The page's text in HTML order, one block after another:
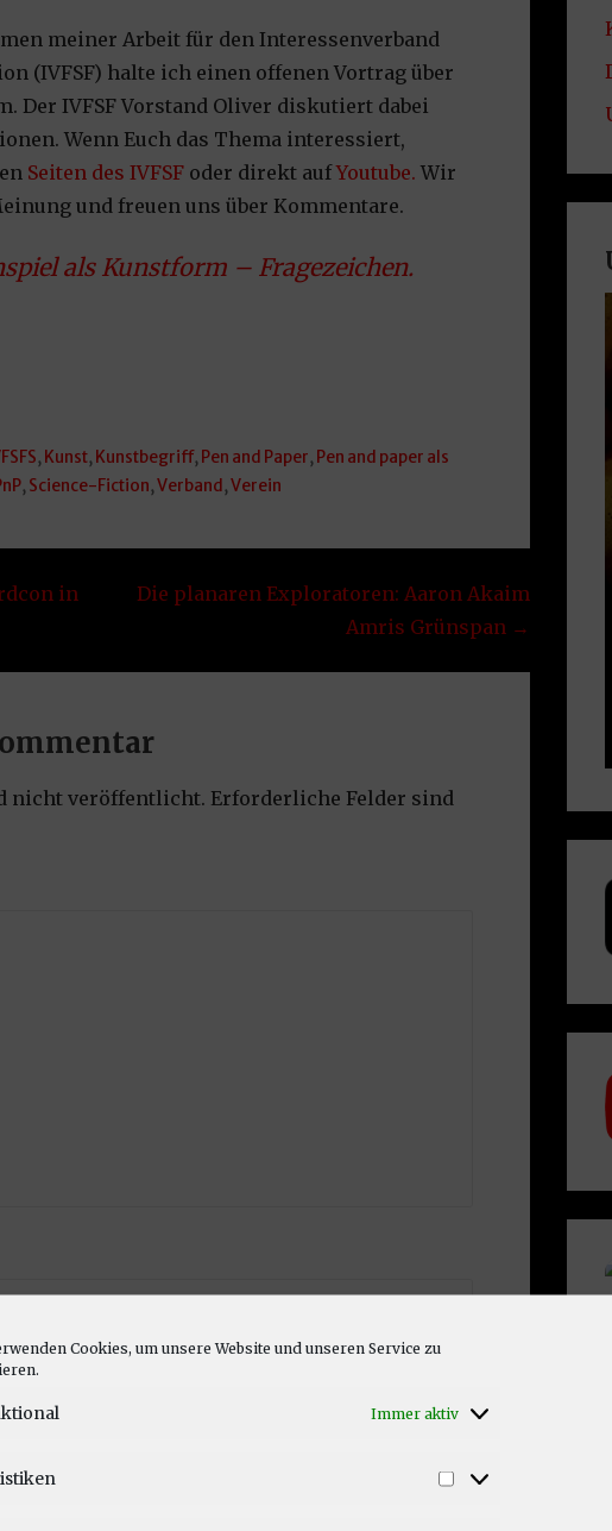
Cookies, um unsere Website und unseren Service zu
Immer aktiv
meiner Arbeit für den Interessenverband
(IVFSF) halte ich einen offenen Vortrag über
Der IVFSF Vorstand Oliver diskutiert dabei
Wenn Euch das Thema interessiert,
Seiten des IVFSF oder direkt aufYoutube. Wir
und freuen uns über Kommentare.
als Kunstform – Fragezeichen.
, Kunst, Kunstbegriff, Pen and Paper, Pen and paper als
, Science-Fiction,Verband ,Verein
in
Die planaren Exploratoren: Aaron Akaim
Amris Grünspan →
nicht veröffentlicht. Erforderliche Felder sind